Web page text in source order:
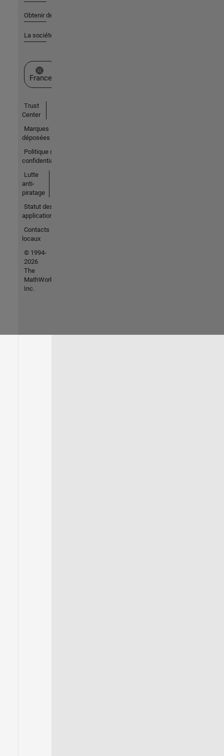
Obtenir de l'aide
La société
Sélectionner un site web
France
Trust
Center
Marques
déposées
Politique de
confidentialité
Lutte
anti-
piratage
Statut des
applications
Contacts
locaux
© 1994-
2026
The
MathWorks,
Inc.